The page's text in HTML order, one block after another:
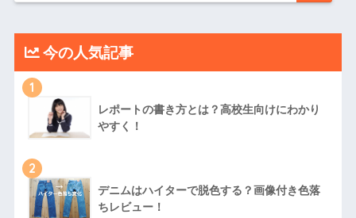
今の人気記事
1
レポートの書き方とは？高校生向けにわかり
やすく！
2
デニムはハイターで脱色する？画像付き色落
ちレビュー！